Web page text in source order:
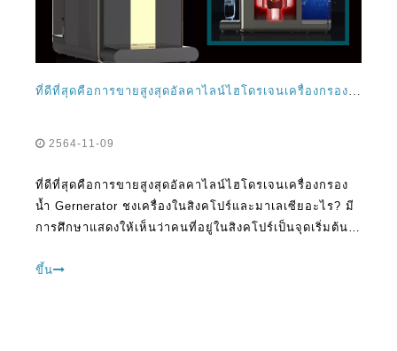
ที่ดีที่สุดคือการขายสูงสุดอัลคาไลน์ไฮโดรเจนเครื่องกรองน้ำ Gernerator ชงเครื่องในสิงคโปร์และมาเลเซียอะไร?
2564-11-09
ที่ดีที่สุดคือการขายสูงสุดอัลคาไลน์ไฮโดรเจนเครื่องกรอง
น้ำ Gernerator ชงเครื่องในสิงคโปร์และมาเลเซียอะไร? มี
การศึกษาแสดงให้เห็นว่าคนที่อยู่ในสิงคโปร์เป็นจุดเริ่มต้นที่
จากคนส่วนใหญ่จะพบว่าทำไมพวกเขา n
ขึ้น